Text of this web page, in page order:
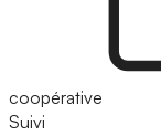
coopérative
Suivi